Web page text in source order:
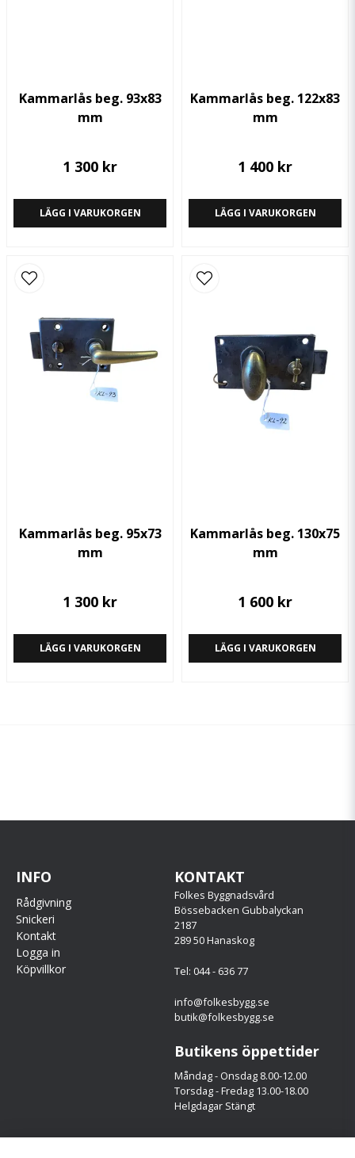
Kammarlås beg. 93x83
mm
1 300 kr
LÄGG I VARUKORGEN
Kammarlås beg. 122x83
mm
1 400 kr
LÄGG I VARUKORGEN
Kammarlås beg. 95x73
mm
1 300 kr
LÄGG I VARUKORGEN
Kammarlås beg. 130x75
mm
1 600 kr
LÄGG I VARUKORGEN
INFO
Rådgivning
Snickeri
Kontakt
Logga in
Köpvillkor
KONTAKT
Folkes Byggnadsvård
Bössebacken Gubbalyckan
2187
289 50 Hanaskog
Tel: 044 - 636 77
info@folkesbygg.se
butik@folkesbygg.se
Butikens öppettider
Måndag - Onsdag 8.00-12.00
Torsdag - Fredag 13.00-18.00
Helgdagar Stängt